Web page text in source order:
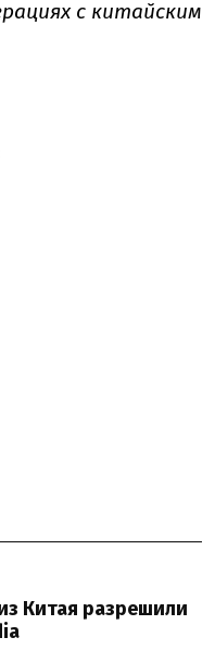
с китайским
Китая разрешили